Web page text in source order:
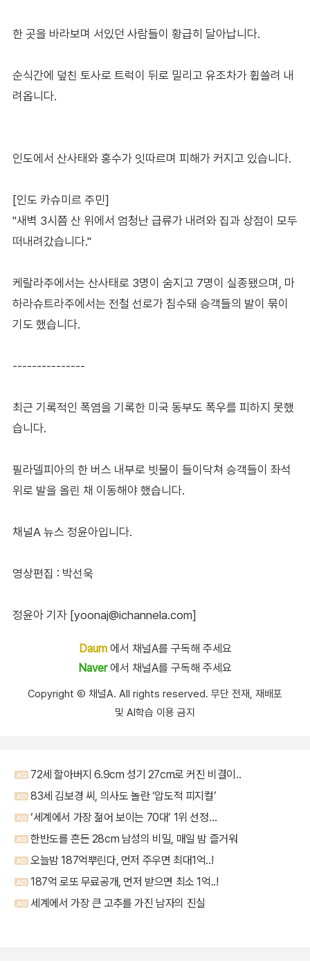
한 곳을 바라보며 서있던 사람들이 황급히 달아납니다.
순식간에 덮친 토사로 트럭이 뒤로 밀리고 유조차가 휩쓸려 내
려옵니다.
인도에서 산사태와 홍수가 잇따르며 피해가 커지고 있습니다.
[인도 카슈미르 주민]
"새벽 3시쯤 산 위에서 엄청난 급류가 내려와 집과 상점이 모두
떠내려갔습니다."
케랄라주에서는 산사태로 3명이 숨지고 7명이 실종됐으며, 마
하라슈트라주에서는 전철 선로가 침수돼 승객들의 발이 묶이
기도 했습니다.
---------------
최근 기록적인 폭염을 기록한 미국 동부도 폭우를 피하지 못했
습니다.
필라델피아의 한 버스 내부로 빗물이 들이닥쳐 승객들이 좌석
위로 발을 올린 채 이동해야 했습니다.
채널A 뉴스 정윤아입니다.
영상편집 : 박선욱
정윤아 기자 [yoonaj@ichannela.com]
Daum에서 채널A를 구독해 주세요
Naver에서 채널A를 구독해 주세요
Copyright Ⓒ 채널A. All rights reserved. 무단 전재, 재배포
및 AI학습 이용 금지